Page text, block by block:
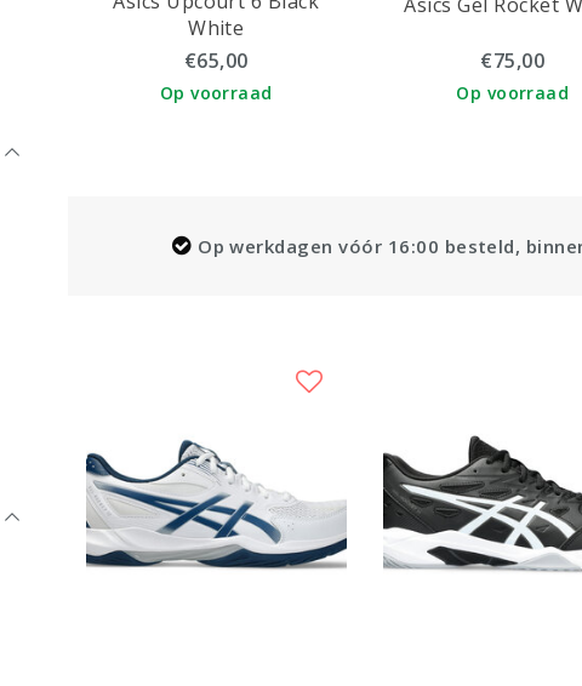
White
€65,00
Op voorraad
€75,00
Op voorraad
Op werkdagen vóór 16:00 besteld,